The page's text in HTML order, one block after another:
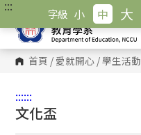
跳
主
內
容
::: 字級 小 中 大
首頁 / 愛就開心 /學生活動
::::::
文化盃